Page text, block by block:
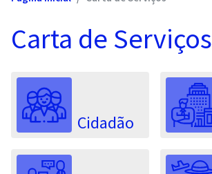
Carta de Serviços
Cidadão